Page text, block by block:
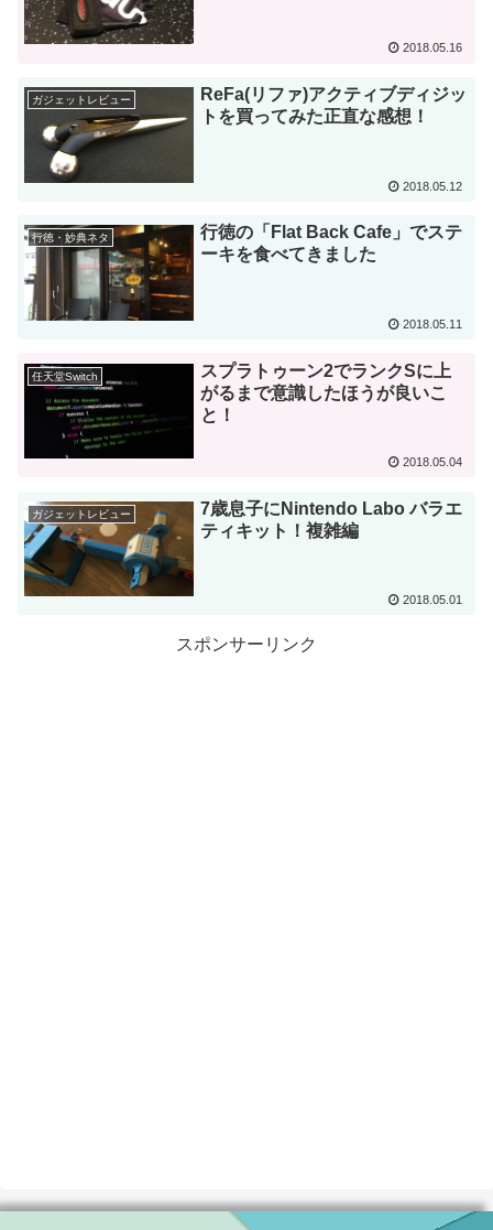
2018.05.16
ガジェットレビュー
ReFa(リファ)アクティブディジッ
トを買ってみた正直な感想！
2018.05.12
行徳・妙典ネタ
行徳の「Flat Back Cafe」でステ
ーキを食べてきました
2018.05.11
任天堂Switch
スプラトゥーン2でランクSに上
がるまで意識したほうが良いこ
と！
2018.05.04
ガジェットレビュー
7歳息子にNintendo Labo バラエ
ティキット！複雑編
2018.05.01
スポンサーリンク